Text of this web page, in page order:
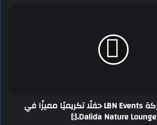
[:ar]نظّمت شركة LBN Events حفلًا تكريميًا مميزًا في
Dalida Nature Lounge،[:]